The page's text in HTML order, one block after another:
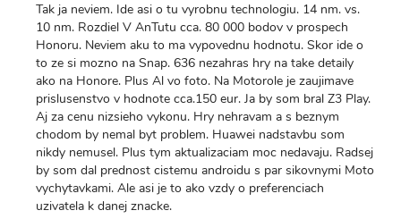
Tak ja neviem. Ide asi o tu vyrobnu technologiu. 14 nm. vs.
10 nm. Rozdiel V AnTutu cca. 80 000 bodov v prospech
Honoru. Neviem aku to ma vypovednu hodnotu. Skor ide o
to ze si mozno na Snap. 636 nezahras hry na take detaily
ako na Honore. Plus Al vo foto. Na Motorole je zaujimave
prislusenstvo v hodnote cca.150 eur. Ja by som bral Z3 Play.
Aj za cenu nizsieho vykonu. Hry nehravam a s beznym
chodom by nemal byt problem. Huawei nadstavbu som
nikdy nemusel. Plus tym aktualizaciam moc nedavaju. Radsej
by som dal prednost cistemu androidu s par sikovnymi Moto
vychytavkami. Ale asi je to ako vzdy o preferenciach
uzivatela k danej znacke.